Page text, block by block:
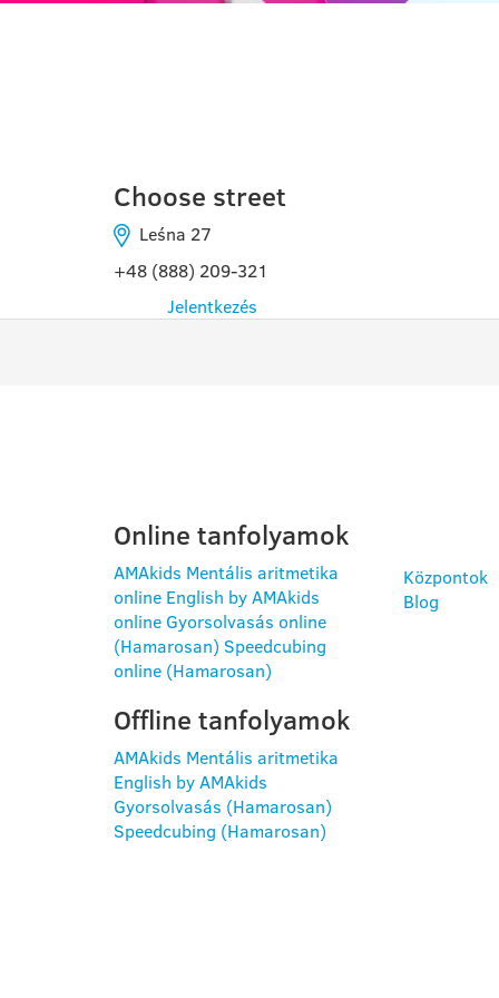
Choose street
Leśna 27
+48 (888) 209-321
Jelentkezés
Online tanfolyamok
AMAkids Mentális aritmetika
online English by AMAkids
online Gyorsolvasás online
(Hamarosan) Speedcubing
online (Hamarosan)
Offline tanfolyamok
AMAkids Mentális aritmetika
English by AMAkids
Gyorsolvasás (Hamarosan)
Speedcubing (Hamarosan)
Központok
Blog